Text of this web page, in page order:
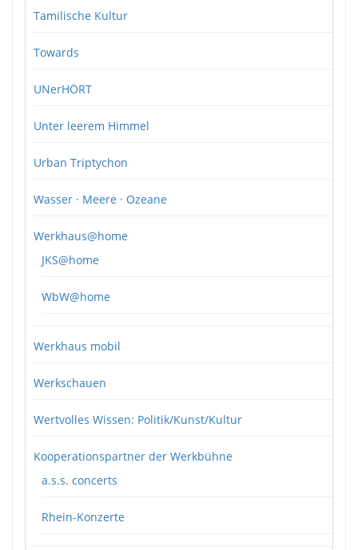
Tamilische Kultur
Towards
UNerHÖRT
Unter leerem Himmel
Urban Triptychon
Wasser · Meere · Ozeane
Werkhaus@home
JKS@home
WbW@home
Werkhaus mobil
Werkschauen
Wertvolles Wissen: Politik/Kunst/Kultur
Kooperationspartner der Werkbühne
a.s.s. concerts
Rhein-Konzerte